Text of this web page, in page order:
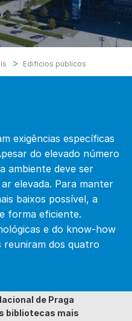
> Edifícios públicos
exigências específicas
do elevado número
ambiente deve ser
elevada. Para manter
baixos possível, a
forma eficiente.
e do know-how
reuniram dos quatro
de Praga
bibliotecas mais